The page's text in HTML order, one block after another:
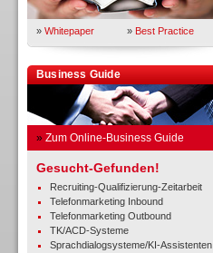
» Whitepaper » Best Practice
Business Guide
» Zum Online-Business Guide
Gesucht-Gefunden!
Recruiting-Qualifizierung-Zeitarbeit
Telefonmarketing Inbound
Telefonmarketing Outbound
TK/ACD-Systeme
Sprachdialogsysteme/KI-Assistenten